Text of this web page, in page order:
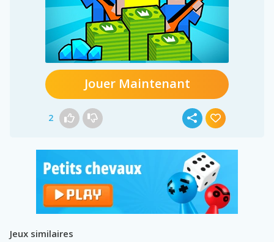
Jouer Maintenant
2
Jeux similaires